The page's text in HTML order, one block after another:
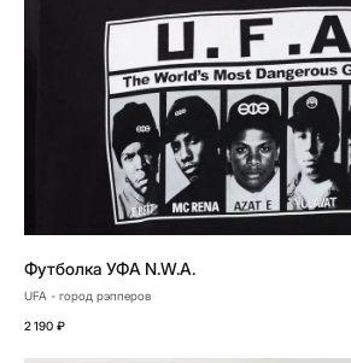
Футболка УФА N.W.A.
UFA - город рэпперов
2 190 ₽